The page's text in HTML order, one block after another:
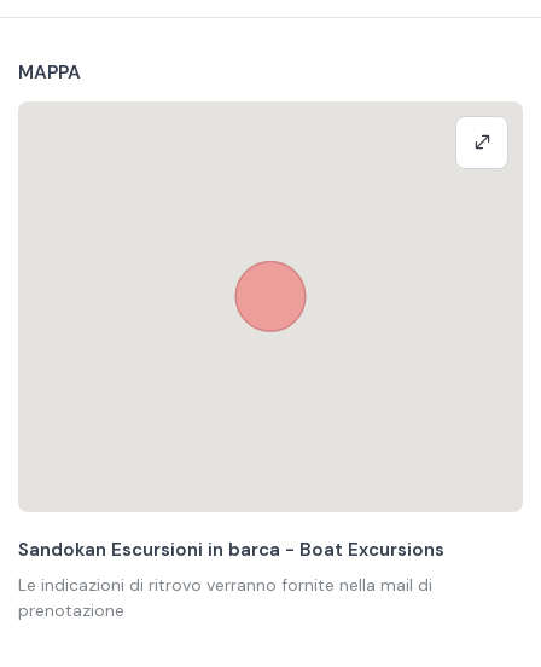
MAPPA
Sandokan Escursioni in barca - Boat Excursions
Le indicazioni di ritrovo verranno fornite nella mail di
prenotazione